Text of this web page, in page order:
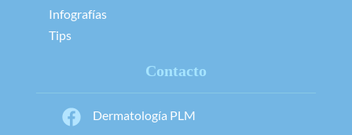
Infografías
Tips
Contacto
Dermatología PLM